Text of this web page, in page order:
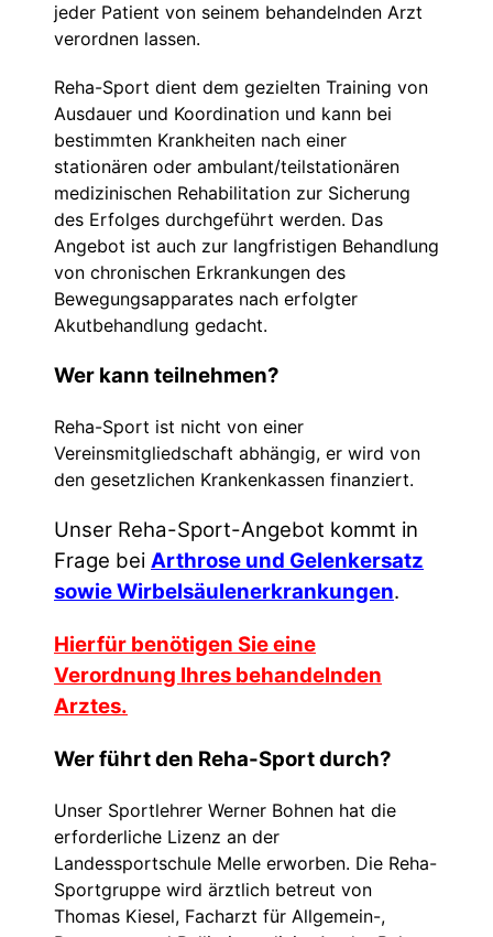
jeder Patient von seinem behandelnden Arzt
verordnen lassen.
Reha-Sport dient dem gezielten Training von
Ausdauer und Koordination und kann bei
bestimmten Krankheiten nach einer
stationären oder ambulant/teilstationären
medizinischen Rehabilitation zur Sicherung
des Erfolges durchgeführt werden. Das
Angebot ist auch zur langfristigen Behandlung
von chronischen Erkrankungen des
Bewegungsapparates nach erfolgter
Akutbehandlung gedacht.
Wer kann teilnehmen?
Reha-Sport ist nicht von einer
Vereinsmitgliedschaft abhängig, er wird von
den gesetzlichen Krankenkassen finanziert.
Unser Reha-Sport-Angebot kommt in
Frage bei Arthrose und Gelenkersatz
sowie Wirbelsäulenerkrankungen.
Hierfür benötigen Sie eine
Verordnung Ihres behandelnden
Arztes.
Wer führt den Reha-Sport durch?
Unser Sportlehrer Werner Bohnen hat die
erforderliche Lizenz an der
Landessportschule Melle erworben. Die Reha-
Sportgruppe wird ärztlich betreut von
Thomas Kiesel, Facharzt für Allgemein-,